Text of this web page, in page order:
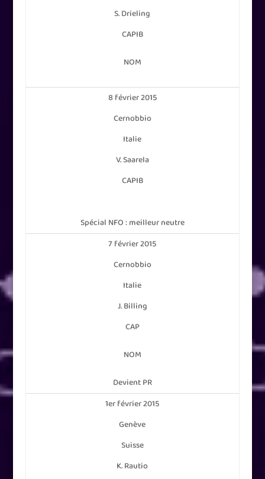
S. Drieling
CAPIB
NOM
8 février 2015
Cernobbio
Italie
V. Saarela
CAPIB
Spécial NFO : meilleur neutre
7 février 2015
Cernobbio
Italie
J. Billing
CAP
NOM
Devient PR
1er février 2015
Genève
Suisse
K. Rautio